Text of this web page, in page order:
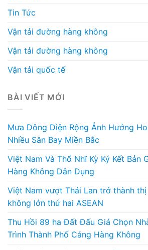
Tin Tức
Vận tải đường hàng không
Vận tải đường hàng không
Vận tải quốc tế
BÀI VIẾT MỚI
Mưa Dông Diện Rộng Ảnh Hưởng
Nhiều Sân Bay Miền Bắc
Việt Nam Và Thổ Nhĩ Kỳ Ký Kết Bản
Hàng Không Dân Dụng
Việt Nam vượt Thái Lan trở thành
không lớn thứ hai ASEAN
Thu Hồi 89 ha Đất Đấu Giá Chọn
Trình Thành Phố Cảng Hàng Không